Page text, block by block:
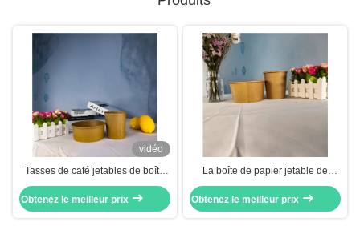
vidéo
Tasses de café jetables de boîte
de papier de Matt Lamination Foil
Food Package
Obtenez le meilleur prix
La boîte de papier jetable de
paquet de CMYK emportent
rapidement la boîte d'emballage
alimentaire
Obtenez le meilleur prix